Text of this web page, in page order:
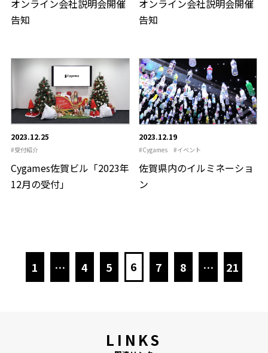
オンライン会社説明会開催
告知
オンライン会社説明会開催
告知
2023.12.25
受付紹介
Cygames佐賀ビル「2023年
12月の受付」
2023.12.19
Cygames イベント
佐賀県内のイルミネーショ
ン
1 … 4 5 6 7 8 … 21
LINKS